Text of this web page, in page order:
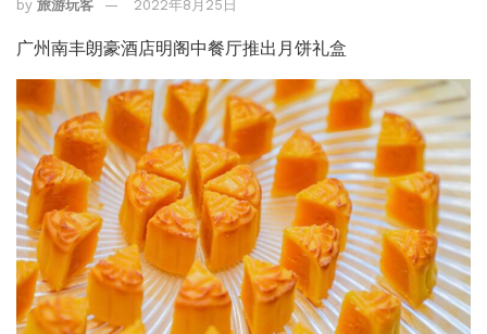
by 旅游玩客 2022年8月25日
广州南丰朗豪酒店明阁中餐厅推出月饼礼盒